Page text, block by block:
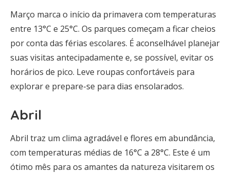
Março marca o início da primavera com temperaturas
entre 13°C e 25°C. Os parques começam a ficar cheios
por conta das férias escolares. É aconselhável planejar
suas visitas antecipadamente e, se possível, evitar os
horários de pico. Leve roupas confortáveis para
explorar e prepare-se para dias ensolarados.
Abril
Abril traz um clima agradável e flores em abundância,
com temperaturas médias de 16°C a 28°C. Este é um
ótimo mês para os amantes da natureza visitarem os